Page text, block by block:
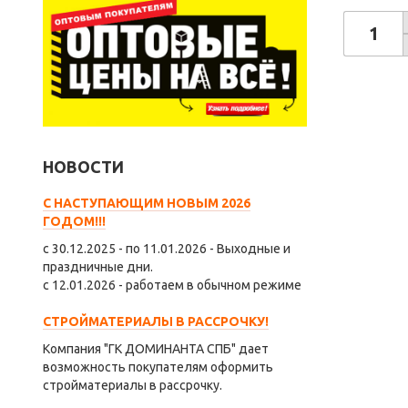
НОВОСТИ
С НАСТУПАЮЩИМ НОВЫМ 2026
ГОДОМ!!!
с 30.12.2025 - по 11.01.2026 - Выходные и
праздничные дни.
с 12.01.2026 - работаем в обычном режиме
СТРОЙМАТЕРИАЛЫ В РАССРОЧКУ!
Компания "ГК ДОМИНАНТА СПБ" дает
возможность покупателям оформить
стройматериалы в рассрочку.